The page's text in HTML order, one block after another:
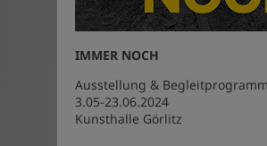
IMMER NOCH
Ausstellung & Begleitprogramm
3.05-23.06.2024
Kunsthalle Görlitz